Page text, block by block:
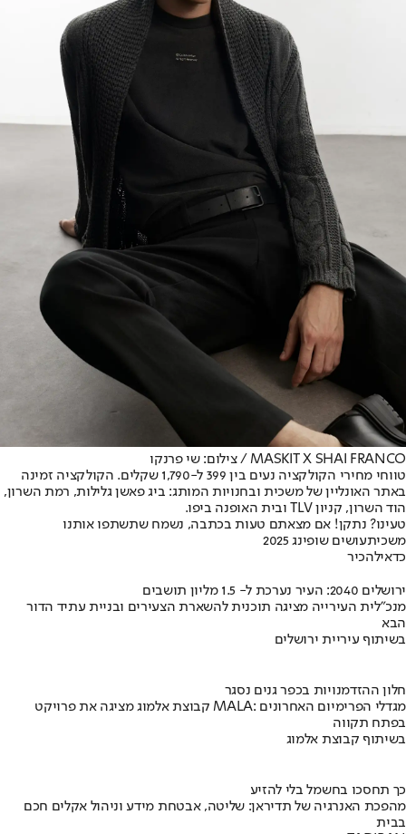
MASKIT X SHAI FRANCO / צילום: שי פרנקו
טווחי מחירי הקולקציה נעים בין 399 ל-1,790 שקלים. הקולקציה זמינה
באתר האונליין של משכית ובחנויות המותג: ביג פאשן גלילות, רמת השרון,
הוד השרון, קניון TLV ובית האופנה ביפו.
טעינו? נתקן! אם מצאתם טעות בכתבה, נשמח שתשתפו אותנו
משכיתעושים שופינג 2025
כדאילהכיר
ירושלים 2040: העיר נערכת ל- 1.5 מליון תושבים
מנכ"לית העירייה מציגה תוכנית להשארת הצעירים ובניית עתיד הדור
הבא
בשיתוף עיריית ירושלים
חלון ההזדמנויות בכפר גנים נסגר
קבוצת אלמוג מציגה את פרויקט MALA: מגדלי הפרימיום האחרונים
בפתח תקווה
בשיתוף קבוצת אלמוג
כך תחסכו בחשמל בלי להזיע
מהפכת האנרגיה של תדיראן: שליטה, אבטחת מידע וניהול אקלים חכם
בבית